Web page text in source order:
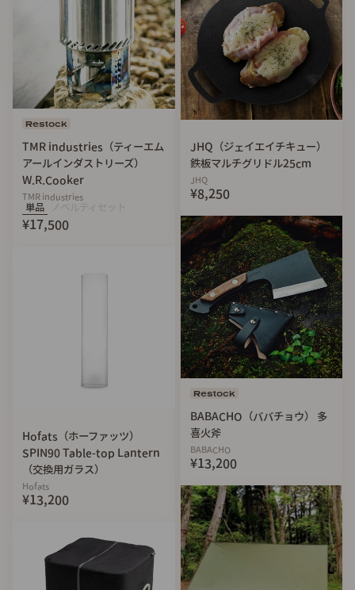
リフター 7mm/38mm/150mm/170g（サイズは
・素材 鉄/アルミ合金
【注意事項】
・ご使用に関しては耐火グローブなどを装着し、火傷に十分
ながる場合があります。
使用に関しましては十分注意してください。（ボンベ分離型
バーナーの使用を推奨します）
・鉄板はコーティングを行なっていない状態です。そのまま使
用すると、サビや焦げ付きの原因となります。
シーズニングを行なってから使用してください。
・製造工程上、細かな傷がつく場合があります。ご了承くだ
・製造工程上、細かな傷などがつく場合があります。ご了承
・お使いの端末によって色の見え方が異なる場合がございま
・イメージ違い、使用感などに関する不良品以外での返品・
返金はお受けいたしかねます。
・仕様、デザイン等、一部変更になる場合がございます。あ
らかじめご了承ください。
・製品仕様による破損・怪我・事故などについて、弊社は責
任を負いません。
注意事項と付属の取扱説明書をご参照の上、ご使用に関しま
しては十分注意ください。
【手入れ方法】
Restock
TMR industries（ティーエム
アールインダストリーズ）
W.R.Cooker
TMR industries
単品 ノベルティセット
¥17,500
Hofats（ホーファッツ）
SPIN90 Table-top Lantern
（交換用ガラス）
Hofats
¥13,200
JHQ（ジェイエイチキュー）
鉄板マルチグリドル25cm
JHQ
¥8,250
Restock
BABACHO（ババチョウ） 多
喜火斧
BABACHO
¥13,200